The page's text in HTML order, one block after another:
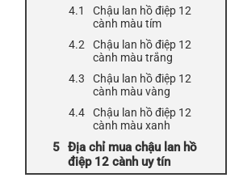
Chậu lan hồ điệp 12
cành màu tím
Chậu lan hồ điệp 12
cành màu trắng
Chậu lan hồ điệp 12
cành màu vàng
Chậu lan hồ điệp 12
cành màu xanh
Địa chỉ mua chậu lan hồ
điệp 12 cành uy tín